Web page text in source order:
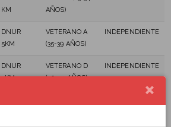
KM
AÑOS)
DNUR
5KM
VETERANO A
(35-39 AÑOS)
INDEPENDIENTE
DNUR
5KM
VETERANO D
(50-54 AÑOS)
INDEPENDIENTE